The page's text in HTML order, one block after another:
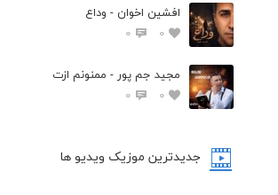
افشين اخوان - وداع
0
0
مجید جم پور - ممنونم ازت
0
0
جدیدترین موزیک ویدیو ها